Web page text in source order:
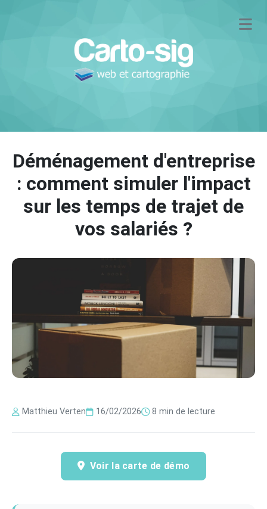
Déménagement d'entreprise
: comment simuler l'impact
sur les temps de trajet de
vos salariés ?
Matthieu Verten 16/02/2026 8 min de lecture
Voir la carte de démo